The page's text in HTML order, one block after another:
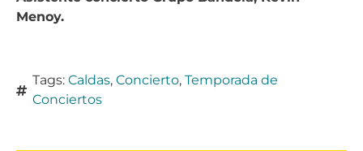
Menoy.
Tags: Caldas, Concierto, Temporada de
Conciertos